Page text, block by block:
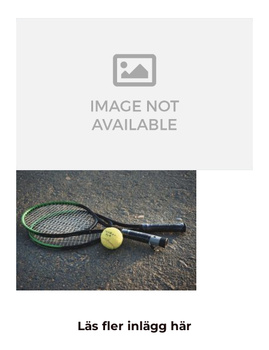
Läs fler inlägg här